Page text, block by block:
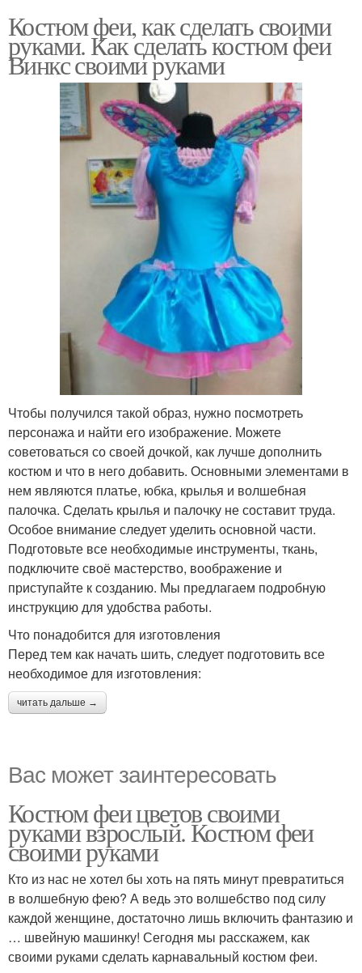
Костюм феи, как сделать своими
руками. Как сделать костюм феи
Винкс своими руками
Чтобы получился такой образ, нужно посмотреть
персонажа и найти его изображение. Можете
советоваться со своей дочкой, как лучше дополнить
костюм и что в него добавить. Основными элементами в
нем являются платье, юбка, крылья и волшебная
палочка. Сделать крылья и палочку не составит труда.
Особое внимание следует уделить основной части.
Подготовьте все необходимые инструменты, ткань,
подключите своё мастерство, воображение и
приступайте к созданию. Мы предлагаем подробную
инструкцию для удобства работы.
Что понадобится для изготовления
Перед тем как начать шить, следует подготовить все
необходимое для изготовления:
читать дальше →
Вас может заинтересовать
Костюм феи цветов своими
руками взрослый. Костюм феи
своими руками
Кто из нас не хотел бы хоть на пять минут превратиться
в волшебную фею? А ведь это волшебство под силу
каждой женщине, достаточно лишь включить фантазию и
… швейную машинку! Сегодня мы расскажем, как
своими руками сделать карнавальный костюм феи.